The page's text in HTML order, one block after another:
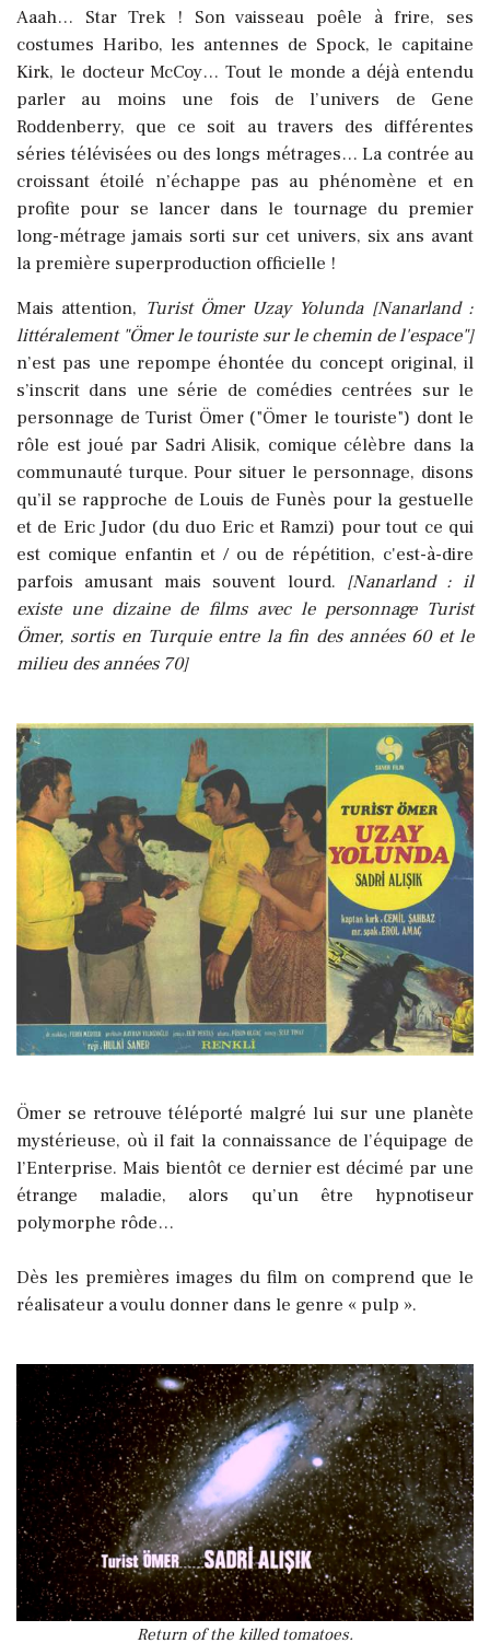
Aaah… Star Trek ! Son vaisseau poêle à frire, ses
costumes Haribo, les antennes de Spock, le capitaine
Kirk, le docteur McCoy… Tout le monde a déjà entendu
parler au moins une fois de l’univers de Gene
Roddenberry, que ce soit au travers des différentes
séries télévisées ou des longs métrages… La contrée au
croissant étoilé n’échappe pas au phénomène et en
profite pour se lancer dans le tournage du premier
long-métrage jamais sorti sur cet univers, six ans avant
la première superproduction officielle !
Mais attention, Turist Ömer Uzay Yolunda [Nanarland :
littéralement "Ömer le touriste sur le chemin de l'espace"]
n’est pas une repompe éhontée du concept original, il
s’inscrit dans une série de comédies centrées sur le
personnage de Turist Ömer ("Ömer le touriste") dont le
rôle est joué par Sadri Alisik, comique célèbre dans la
communauté turque.Pour situer le personnage, disons
qu’il se rapproche de Louis de Funès pour la gestuelle
et de Eric Judor (du duo Eric et Ramzi) pour tout ce qui
est comique enfantin et / ou de répétition, c'est-à-dire
parfois amusant mais souvent lourd. [Nanarland : il
existe une dizaine de films avec le personnage Turist
Ömer, sortis en Turquie entre la fin des années 60 et le
milieu des années 70]
Ömer se retrouve téléporté malgré lui sur une planète
mystérieuse, où il fait la connaissance de l’équipage de
l’Enterprise. Mais bientôt ce dernier est décimé par une
étrange maladie, alors qu’un être hypnotiseur
polymorphe rôde…
Dès les premières images du film on comprend que le
réalisateur a voulu donner dans le genre « pulp ».
Return of the killed tomatoes.